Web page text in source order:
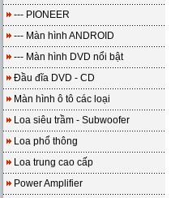
--- PIONEER
--- Màn hình ANDROID
--- Màn hình DVD nổi bật
Đầu đĩa DVD - CD
Màn hình ô tô các loại
Loa siêu trầm - Subwoofer
Loa phổ thông
Loa trung cao cấp
Power Amplifier